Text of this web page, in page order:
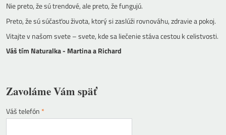
Nie preto, že sú trendové, ale preto, že fungujú.
Preto, že sú súčasťou života, ktorý si zaslúži rovnováhu, zdravie a pokoj.
Vitajte v našom svete – svete, kde sa liečenie stáva cestou k celistvosti.
Váš tím Naturalka - Martina a Richard
Zavoláme Vám späť
Váš telefón *